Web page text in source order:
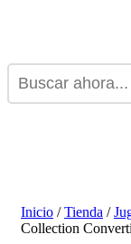
Inicio /Tienda /
Collection